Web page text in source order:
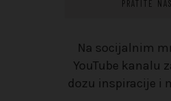
PRATITE NAS
Na socijalnim
YouTube kanalu
dozu inspiracije i